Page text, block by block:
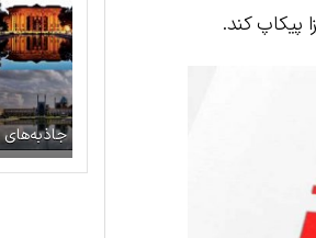
پیکاپ کند.
جاذبه‌های